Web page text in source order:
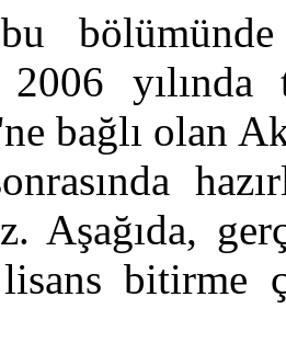
2006
bağlı olan
Aşağıda,
bitirme